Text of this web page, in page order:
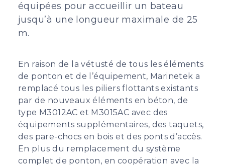
équipées pour accueillir un bateau
jusqu’à une longueur maximale de 25
m.
En raison de la vétusté de tous les éléments
de ponton et de l’équipement, Marinetek a
remplacé tous les piliers flottants existants
par de nouveaux éléments en béton, de
type M3012AC et M3015AC avec des
équipements supplémentaires, des taquets,
des pare-chocs en bois et des ponts d’accès.
En plus du remplacement du système
complet de ponton, en coopération avec la